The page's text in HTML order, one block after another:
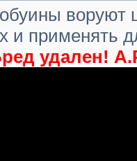
воруют
и применять
удален!